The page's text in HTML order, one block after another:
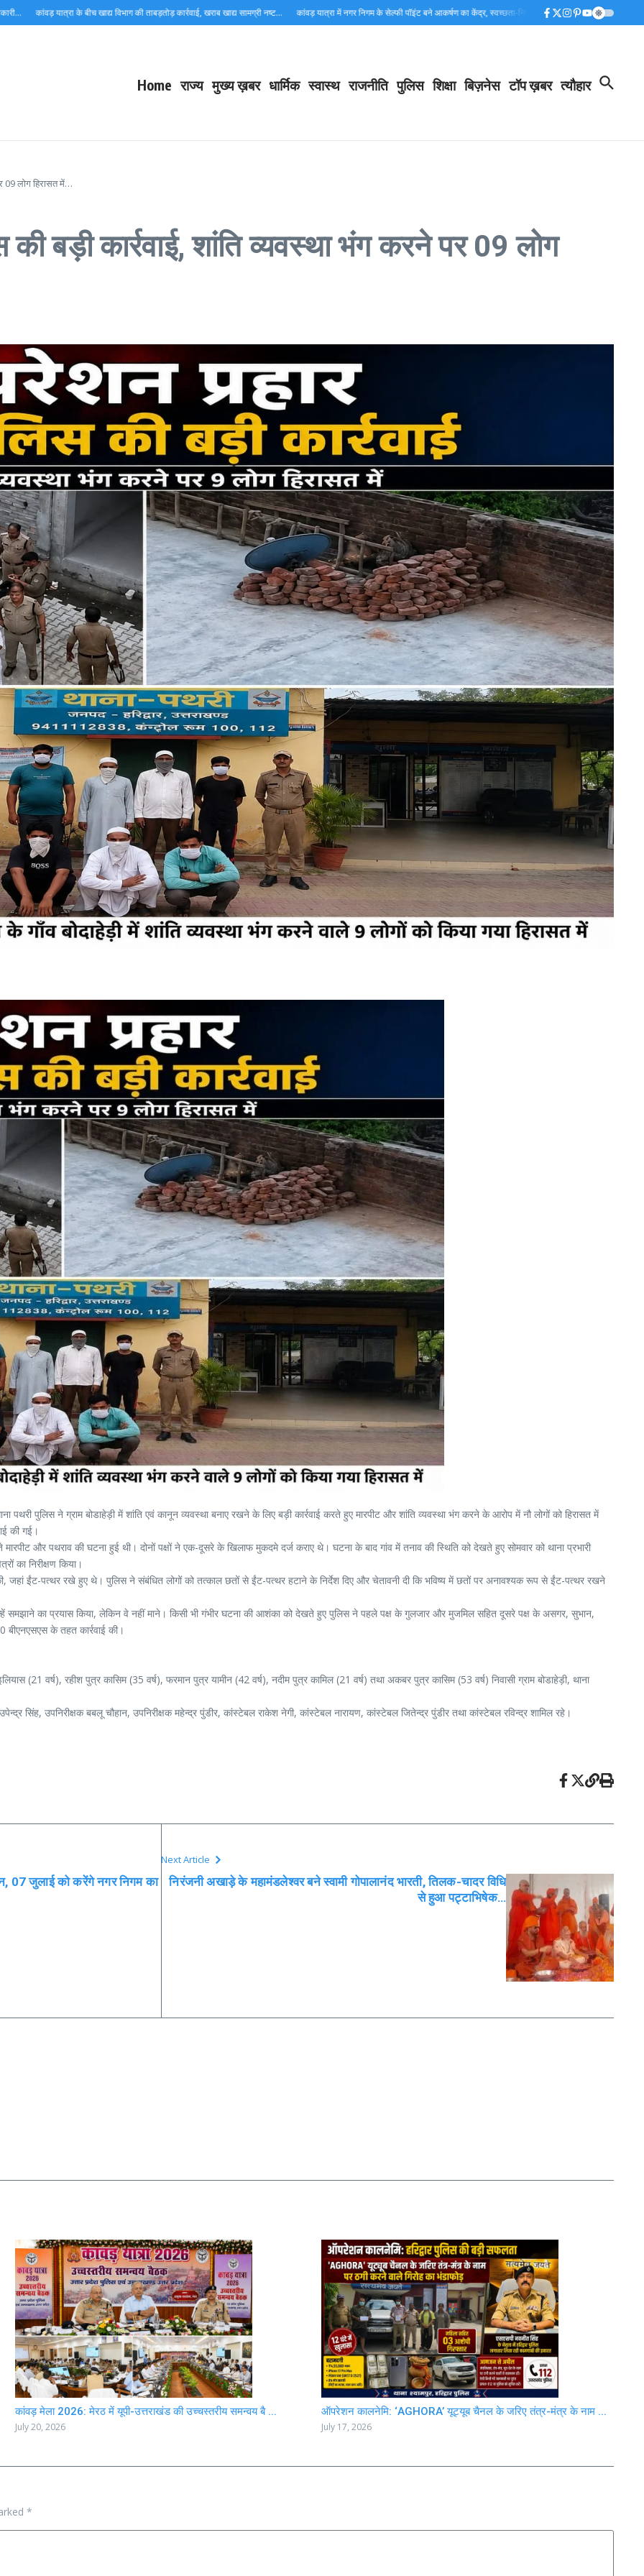
कांवड़ यात्रा के बीच खाद्य विभाग की ताबड़तोड़ कार्रवाई, खराब खाद्य सामग्री नष्ट… कांवड़ यात्रा में नगर निगम के सेल्फी पॉइंट बने आकर्षण का केंद्र, स्वच्छता-निर्मल गंगा का दे रहे संदेश… कांवड़ मेले की
Home राज्य मुख्य ख़बर धार्मिक स्वास्थ राजनीति पुलिस शिक्षा बिज़नेस टॉप ख़बर त्यौहार
09 लोग हिरासत में…
बड़ी कार्रवाई, शांति व्यवस्था भंग करने पर 09 लोग
पथरी पुलिस ने ग्राम बोडाहेड़ी में शांति एवं कानून व्यवस्था बनाए रखने के लिए बड़ी कार्रवाई करते हुए मारपीट और शांति व्यवस्था भंग करने के आरोप में नौ लोगों को हिरासत में
की गई।
और पथराव की घटना हुई थी। दोनों पक्षों ने एक-दूसरे के खिलाफ मुकदमे दर्ज कराए थे। घटना के बाद गांव में तनाव की स्थिति को देखते हुए सोमवार को थाना प्रभारी
का निरीक्षण किया।
जहां ईंट-पत्थर रखे हुए थे। पुलिस ने संबंधित लोगों को तत्काल छतों से ईंट-पत्थर हटाने के निर्देश दिए और चेतावनी दी कि भविष्य में छतों पर अनावश्यक रूप से ईंट-पत्थर रखने
समझाने का प्रयास किया, लेकिन वे नहीं माने। किसी भी गंभीर घटना की आशंका को देखते हुए पुलिस ने पहले पक्ष के गुलजार और मुजमिल सहित दूसरे पक्ष के असगर, सुभान,
के तहत कार्रवाई की।
(21 वर्ष), रहीश पुत्र कासिम (35 वर्ष), फरमान पुत्र यामीन (42 वर्ष), नदीम पुत्र कामिल (21 वर्ष) तथा अकबर पुत्र कासिम (53 वर्ष) निवासी ग्राम बोडाहेड़ी, थाना
उपेन्द्र सिंह, उपनिरीक्षक बबलू चौहान, उपनिरीक्षक महेन्द्र पुंडीर, कांस्टेबल राकेश नेगी, कांस्टेबल नारायण, कांस्टेबल जितेन्द्र पुंडीर तथा कांस्टेबल रविन्द्र शामिल रहे।
07 जुलाई को करेंगे नगर निगम का
Next Article
निरंजनी अखाड़े के महामंडलेश्वर बने स्वामी गोपालानंद भारती, तिलक-चादर विधि
से हुआ पट्टाभिषेक…
कांवड़ मेला 2026: मेरठ में यूपी-उत्तराखंड की उच्चस्तरीय समन्वय बै ...
July 20, 2026
ऑपरेशन कालनेमि: ‘AGHORA’ यूट्यूब चैनल के जरिए तंत्र-मंत्र के नाम ...
July 17, 2026
*